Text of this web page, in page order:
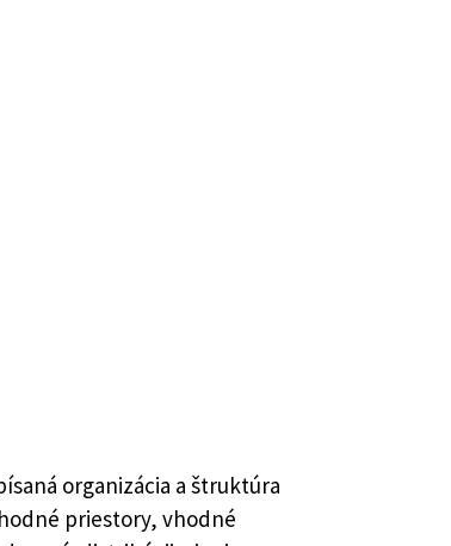
organizácia a štruktúra
priestory, vhodné